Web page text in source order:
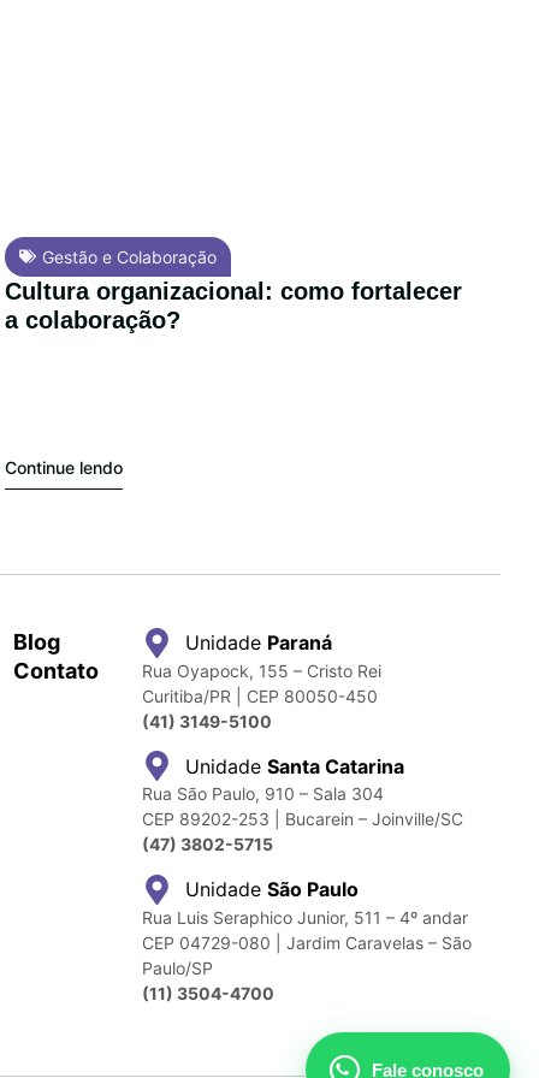
Gestão e Colaboração
Cultura organizacional: como fortalecer
a colaboração?
Continue lendo
Blog
Contato
Unidade Paraná
Rua Oyapock, 155 – Cristo Rei
Curitiba/PR | CEP 80050-450
(41) 3149-5100
Unidade Santa Catarina
Rua São Paulo, 910 – Sala 304
CEP 89202-253 | Bucarein – Joinville/SC
(47) 3802-5715
Unidade São Paulo
Rua Luis Seraphico Junior, 511 – 4º andar
CEP 04729-080 | Jardim Caravelas – São
Paulo/SP
(11) 3504-4700
Fale conosco